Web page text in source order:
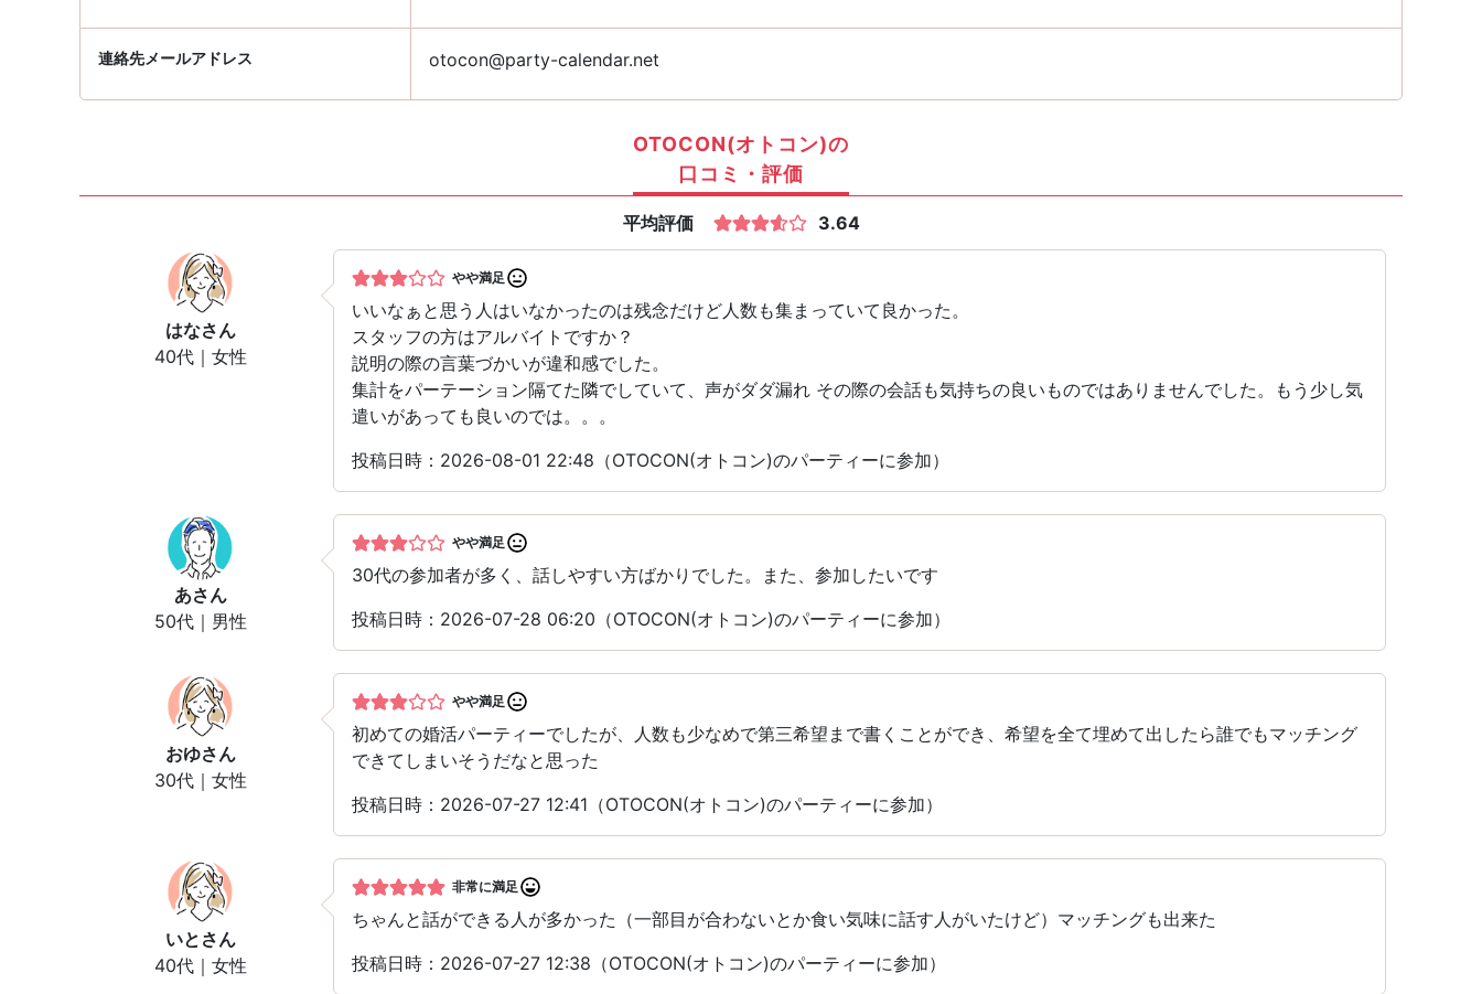
連絡先メールアドレス otocon@party-calendar.net
OTOCON(オトコン)の
口コミ・評価
平均評価 3.64
はなさん
40代｜女性
やや満足
いいなぁと思う人はいなかったのは残念だけど人数も集まっていて良かった。
スタッフの方はアルバイトですか？
説明の際の言葉づかいが違和感でした。
集計をパーテーション隔てた隣でしていて、声がダダ漏れ その際の会話も気持ちの良いものではありませんでした。もう少し気
遣いがあっても良いのでは。。。
投稿日時：2026-08-01 22:48（OTOCON(オトコン)のパーティーに参加）
あさん
50代｜男性
やや満足
30代の参加者が多く、話しやすい方ばかりでした。また、参加したいです
投稿日時：2026-07-28 06:20（OTOCON(オトコン)のパーティーに参加）
おゆさん
30代｜女性
やや満足
初めての婚活パーティーでしたが、人数も少なめで第三希望まで書くことができ、希望を全て埋めて出したら誰でもマッチング
できてしまいそうだなと思った
投稿日時：2026-07-27 12:41（OTOCON(オトコン)のパーティーに参加）
いと さん
40代｜女性
非常に満足
ちゃんと話ができる人が多かった（一部目が合わないとか食い気味に話す人がいたけど）マッチングも出来た
投稿日時：2026-07-27 12:38（OTOCON(オトコン)のパーティーに参加）